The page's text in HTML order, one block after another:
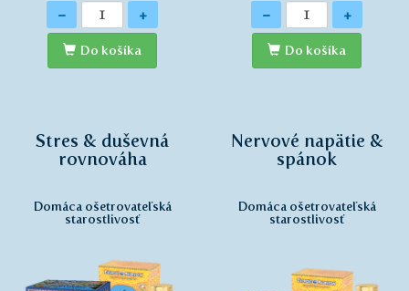
Množstvo
- +
Do košíka
Množstvo
- +
Do košíka
Stres & duševná
rovnováha
Domáca ošetrovateľská
starostlivosť
Nervové napätie &
spánok
Domáca ošetrovateľská
starostlivosť